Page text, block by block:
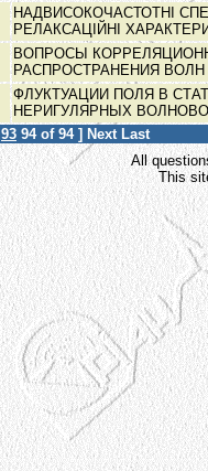
НАДВИСОКОЧАСТОТНІ
РЕЛАКСАЦІЙНІ
ВОПРОСЫ
РАСПРОСТРАНЕНИЯ
ФЛУКТУАЦИИ ПОЛЯ В
НЕРИГУЛЯРНЫХ
93 94of 94 ] Next Last
All
This